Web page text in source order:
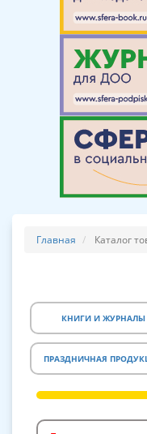
Главная Каталог
КНИГИ И ЖУРНАЛЫ
ПРАЗДНИЧНАЯ